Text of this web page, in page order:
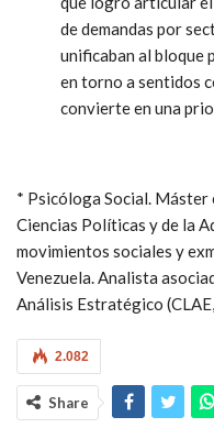
de demandas por
unificaban al bloque
en torno a sentidos
convierte en una
* Psicóloga Social.
Ciencias Políticas y de la
movimientos sociales y
Venezuela. Analista
Análisis Estratégico
2.082
Share